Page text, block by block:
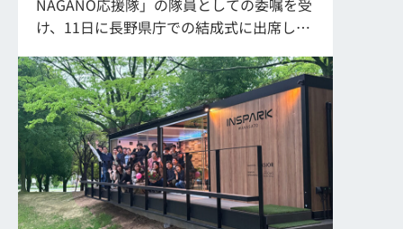
NAGANO応援隊」の隊員としての委嘱を受
け、11日に長野県庁での結成式に出席して
NAGANO応援隊」として委嘱された県内企
業の若手社員...